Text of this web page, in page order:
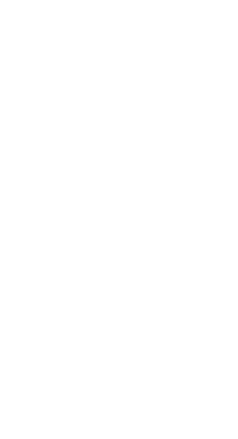
してい